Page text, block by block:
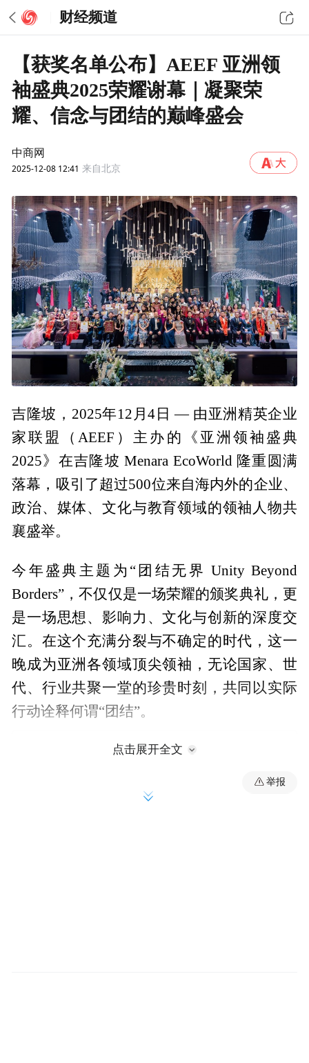
财经频道
【获奖名单公布】AEEF 亚洲领
袖盛典2025荣耀谢幕｜凝聚荣
耀、信念与团结的巅峰盛会
中商网
2025-12-08 12:41 来自北京
吉隆坡，2025年12月4日 — 由亚洲精英企业
家联盟（AEEF）主办的《亚洲领袖盛典
2025》在吉隆坡 Menara EcoWorld 隆重圆满
落幕，吸引了超过500位来自海内外的企业、
政治、媒体、文化与教育领域的领袖人物共
襄盛举。
今年盛典主题为“团结无界 Unity Beyond
Borders”，不仅仅是一场荣耀的颁奖典礼，更
是一场思想、影响力、文化与创新的深度交
汇。在这个充满分裂与不确定的时代，这一
晚成为亚洲各领域顶尖领袖，无论国家、世
代、行业共聚一堂的珍贵时刻，共同以实际
行动诠释何谓“团结”。
点击展开全文
举报